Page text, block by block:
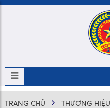
TRANG CHỦ THƯƠNG HIỆU